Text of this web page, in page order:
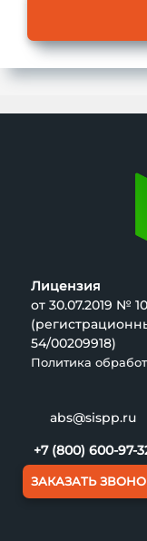
Лицензия
от 30.07.2019 №
54/00209918)
Политика
abs@sispp.ru
+7 (800) 600-97-
ЗАКАЗАТЬ